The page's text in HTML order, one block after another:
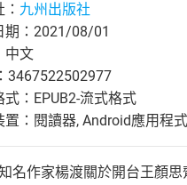
九州出版社
期：2021/08/01
中文
3467522502977
式：EPUB2-流式格式
置：閱讀器, Android應用程
名作家楊渡關於開台王顏